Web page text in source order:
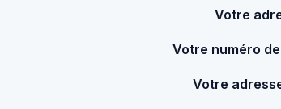
Votre
Votre numéro
Votre